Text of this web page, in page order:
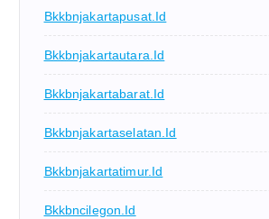
Bkkbnjakartapusat.id
Bkkbnjakartautara.id
Bkkbnjakartabarat.id
Bkkbnjakartaselatan.id
Bkkbnjakartatimur.id
Bkkbncilegon.id